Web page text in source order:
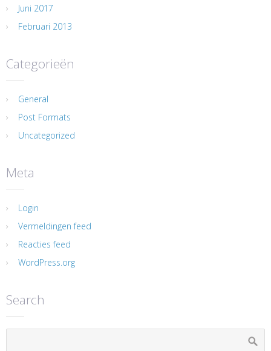
Juni 2017
Februari 2013
Categorieën
General
Post Formats
Uncategorized
Meta
Login
Vermeldingen feed
Reacties feed
WordPress.org
Search